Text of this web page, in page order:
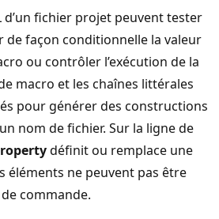
d’un fichier projet peuvent tester
de façon conditionnelle la valeur
ou contrôler l’exécution de la
macro et les chaînes littérales
pour générer des constructions
nom de fichier. Sur la ligne de
définit ou remplace une
éléments ne peuvent pas être
commande.